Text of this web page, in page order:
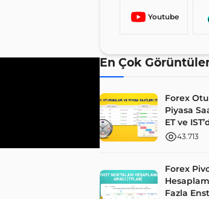
Youtube
En Çok
Forex
Piyasa
ET ve
43.713
Forex
Fazla